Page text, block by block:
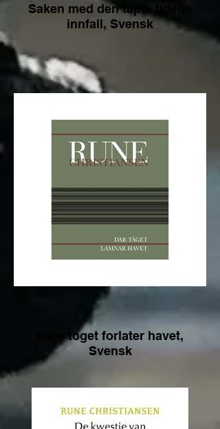
Saken med den tapte tidens
innfall, Svensk
Hvor toget forlater havet,
Svensk